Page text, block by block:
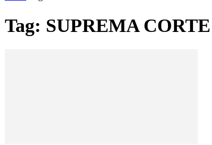
Tag: SUPREMA CORTE